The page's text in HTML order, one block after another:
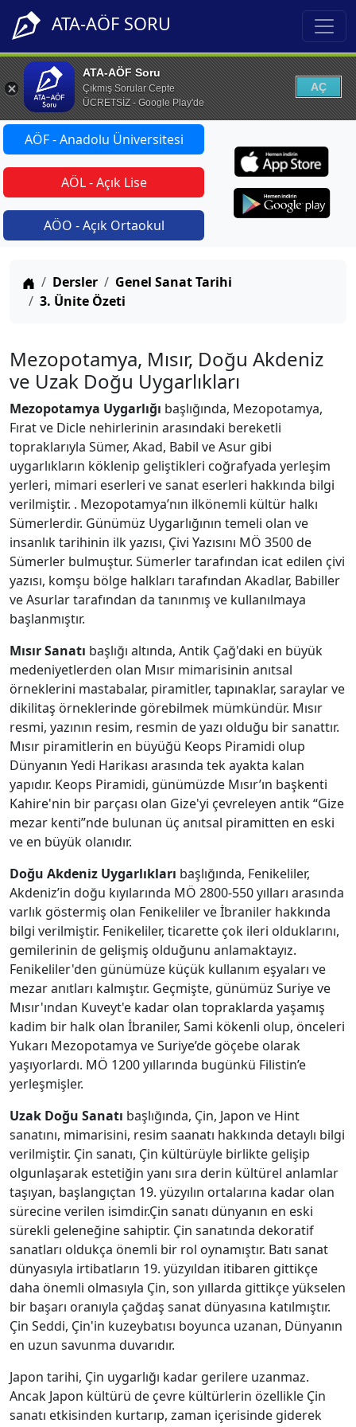
ATA-AÖF SORU
ATA-AÖF Soru
Çıkmış Sorular Cepte
ÜCRETSİZ - Google Play'de
AÇ
AÖF - Anadolu Üniversitesi
AÖL - Açık Lise
AÖO - Açık Ortaokul
Anasayfa
Dersler
Genel Sanat Tarihi
3. Ünite Özeti
Mezopotamya, Mısır, Doğu Akdeniz
ve Uzak Doğu Uygarlıkları
Mezopotamya Uygarlığı başlığında, Mezopotamya,
Fırat ve Dicle nehirlerinin arasındaki bereketli
topraklarıyla Sümer, Akad, Babil ve Asur gibi
uygarlıkların köklenip geliştikleri coğrafyada yerleşim
yerleri, mimari eserleri ve sanat eserleri hakkında bilgi
verilmiştir. . Mezopotamya’nın ilkönemli kültür halkı
Sümerlerdir. Günümüz Uygarlığının temeli olan ve
insanlık tarihinin ilk yazısı, Çivi Yazısını MÖ 3500 de
Sümerler bulmuştur. Sümerler tarafından icat edilen çivi
yazısı, komşu bölge halkları tarafından Akadlar, Babiller
ve Asurlar tarafından da tanınmış ve kullanılmaya
başlanmıştır.
Mısır Sanatı başlığı altında, Antik Çağ'daki en büyük
medeniyetlerden olan Mısır mimarisinin anıtsal
örneklerini mastabalar, piramitler, tapınaklar, saraylar ve
dikilitaş örneklerinde görebilmek mümkündür. Mısır
resmi, yazının resim, resmin de yazı olduğu bir sanattır.
Mısır piramitlerin en büyüğü Keops Piramidi olup
Dünyanın Yedi Harikası arasında tek ayakta kalan
yapıdır. Keops Piramidi, günümüzde Mısır’ın başkenti
Kahire'nin bir parçası olan Gize'yi çevreleyen antik “Gize
mezar kenti”nde bulunan üç anıtsal piramitten en eski
ve en büyük olanıdır.
Doğu Akdeniz Uygarlıkları başlığında, Fenikeliler,
Akdeniz’in doğu kıyılarında MÖ 2800-550 yılları arasında
varlık göstermiş olan Fenikeliler ve İbraniler hakkında
bilgi verilmiştir. Fenikeliler, ticarette çok ileri olduklarını,
gemilerinin de gelişmiş olduğunu anlamaktayız.
Fenikeliler'den günümüze küçük kullanım eşyaları ve
mezar anıtları kalmıştır. Geçmişte, günümüz Suriye ve
Mısır'ından Kuveyt'e kadar olan topraklarda yaşamış
kadim bir halk olan İbraniler, Sami kökenli olup, önceleri
Yukarı Mezopotamya ve Suriye’de göçebe olarak
yaşıyorlardı. MÖ 1200 yıllarında bugünkü Filistin’e
yerleşmişler.
Uzak Doğu Sanatı başlığında, Çin, Japon ve Hint
sanatını, mimarisini, resim saanatı hakkında detaylı bilgi
verilmiştir. Çin sanatı, Çin kültürüyle birlikte gelişip
olgunlaşarak estetiğin yanı sıra derin kültürel anlamlar
taşıyan, başlangıçtan 19. yüzyılın ortalarına kadar olan
sürecine verilen isimdir.Çin sanatı dünyanın en eski
sürekli geleneğine sahiptir. Çin sanatında dekoratif
sanatları oldukça önemli bir rol oynamıştır. Batı sanat
dünyasıyla irtibatların 19. yüzyıldan itibaren gittikçe
daha önemli olmasıyla Çin, son yıllarda gittikçe yükselen
bir başarı oranıyla çağdaş sanat dünyasına katılmıştır.
Çin Seddi, Çin'in kuzeybatısı boyunca uzanan, Dünyanın
en uzun savunma duvarıdır.
Japon tarihi, Çin uygarlığı kadar gerilere uzanmaz.
Ancak Japon kültürü de çevre kültürlerin özellikle Çin
sanatı etkisinden kurtarıp, zaman içerisinde giderek